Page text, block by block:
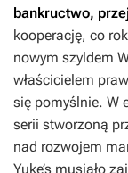
bankructwo,
kooperację, co
nowym szyldem
właścicielem
się pomyślnie. W
serii stworzoną
nad rozwojem
Yuke’s musiało